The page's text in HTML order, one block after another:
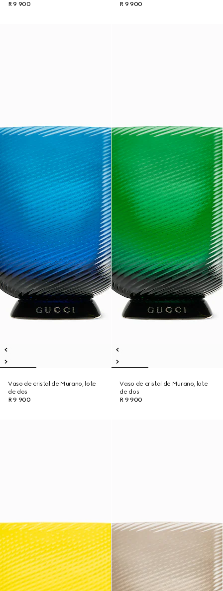
R 9 900
R 9 900
Vaso de cristal de Murano, lote
de dos
R 9 900
Vaso de cristal de Murano, lote
de dos
R 9 900